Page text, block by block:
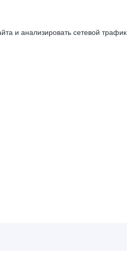
и анализировать сетевой трафик.